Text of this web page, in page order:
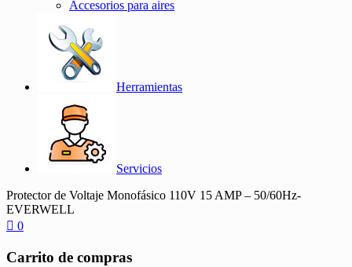
Accesorios para aires
Herramientas
Servicios
Protector de Voltaje Monofásico 110V 15 AMP – 50/60Hz-
EVERWELL
0
Carrito de compras